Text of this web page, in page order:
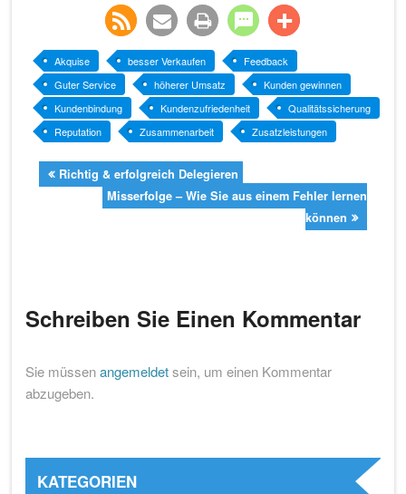
teilen twittern teilen teilen teilen teilen
rss-
feed
e-
mail
druckenteilen teilen
Akquise besser Verkaufen
Feedback
Guter Service
höherer Umsatz
Kunden gewinnen
Kundenbindung
Kundenzufriedenheit
Qualitätssicherung
Reputation
Zusammenarbeit Zusatzleistungen
Richtig & erfolgreich Delegieren
Misserfolge – Wie Sie aus einem Fehler lernen
können
Schreiben Sie Einen Kommentar
Sie müssenangemeldetsein, um einen Kommentar
abzugeben.
KATEGORIEN